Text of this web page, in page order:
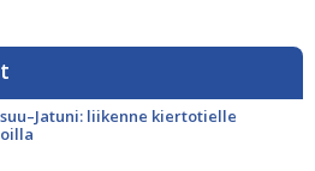
liikenne kiertotielle